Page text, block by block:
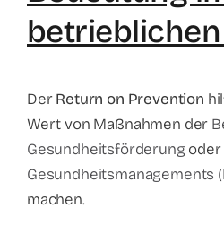
DerReturn on Prevention
Wert von Maßnahmen der
Gesundheitsförderung oder
Gesundheitsmanagements
machen.